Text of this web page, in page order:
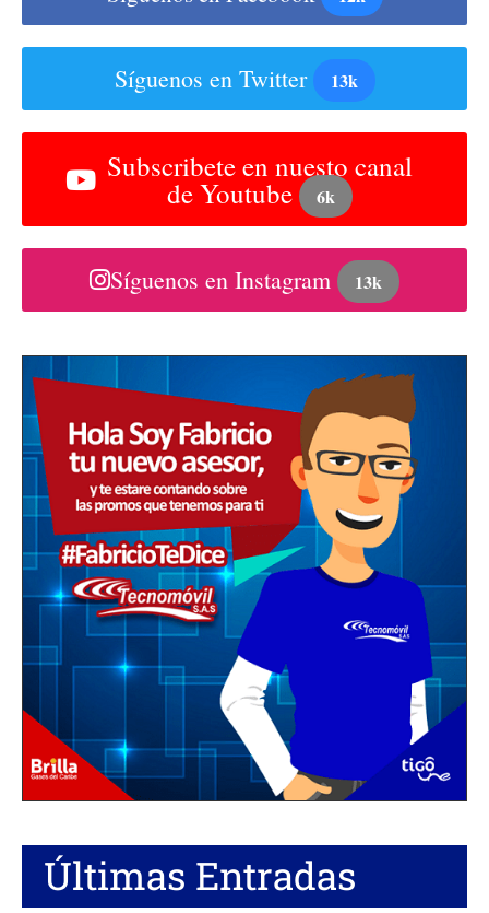
Síguenos en Twitter 13k
Subscribete en nuesto canal
de Youtube 6k
Síguenos en Instagram 13k
Últimas Entradas